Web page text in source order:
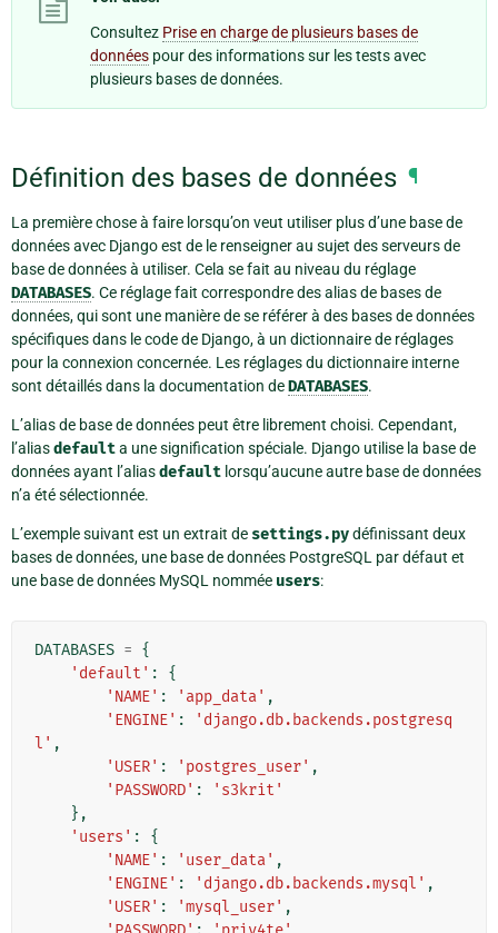
Consultez Prise en charge de plusieurs bases de
données pour des informations sur les tests avec
plusieurs bases de données.
Définition des bases de données ¶
La première chose à faire lorsqu’on veut utiliser plus d’une base de
données avec Django est de le renseigner au sujet des serveurs de
base de données à utiliser. Cela se fait au niveau du réglage
DATABASES. Ce réglage fait correspondre des alias de bases de
données, qui sont une manière de se référer à des bases de données
spécifiques dans le code de Django, à un dictionnaire de réglages
pour la connexion concernée. Les réglages du dictionnaire interne
sont détaillés dans la documentation deDATABASES.
L’alias de base de données peut être librement choisi. Cependant,
l’aliasdefaulta une signification spéciale. Django utilise la base de
données ayant l’aliasdefault lorsqu’aucune autre base de données
n’a été sélectionnée.
L’exemple suivant est un extrait de settings.pydéfinissant deux
bases de données, une base de données PostgreSQL par défaut et
une base de données MySQL nommée users:
DATABASES = {
'default' :
{
'NAME' : 'app_data' ,
'ENGINE' :
'django.db.backends.postgresq
l' ,
'USER' : 'postgres_user' ,
'PASSWORD' :
's3krit'
},
'users' :
{
'NAME' : 'user_data' ,
'ENGINE' : 'django.db.backends.mysql' ,
'USER' : 'mysql_user' ,